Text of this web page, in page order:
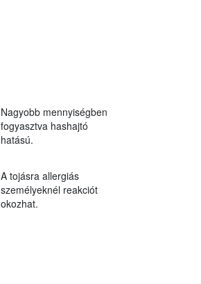
Nagyobb mennyiségben
fogyasztva hashajtó
hatású.
A tojásra allergiás
személyeknél reakciót
okozhat.